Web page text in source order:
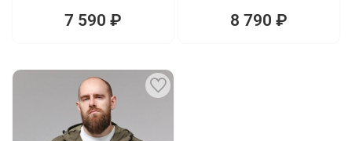
7 590 ₽ 8 790 ₽